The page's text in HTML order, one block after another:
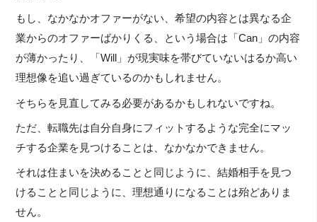
もし、なかなかオファーがない、希望の内容とは異なる企
業からのオファーばかりくる、という場合は「Can」の内容
が薄かったり、「Will」が現実味を帯びていないはるか高い
理想像を追い過ぎているのかもしれません。
そちらを見直してみる必要があるかもしれないですね。
ただ、転職先は自分自身にフィットするような完全にマッ
チする企業を見つけることは、なかなかできません。
それは住まいを決めることと同じように、結婚相手を見つ
けることと同じように、理想通りになることは殆どありま
せん。